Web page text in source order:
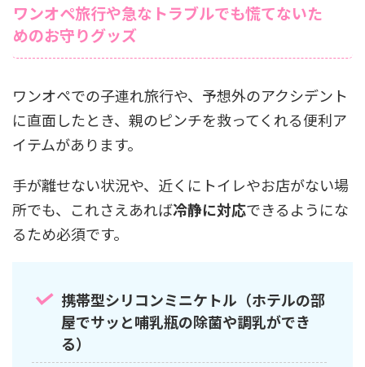
ワンオペ旅行や急なトラブルでも慌てないた
めのお守りグッズ
ワンオペでの子連れ旅行や、予想外のアクシデント
に直面したとき、親のピンチを救ってくれる便利ア
イテムがあります。
手が離せない状況や、近くにトイレやお店がない場
所でも、これさえあれば冷静に対応できるようにな
るため必須です。
携帯型シリコンミニケトル（ホテルの部
屋でサッと哺乳瓶の除菌や調乳ができ
る）